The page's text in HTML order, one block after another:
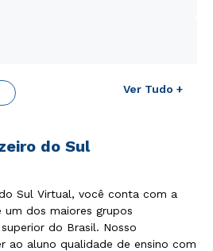
Ver Tudo +
do Sul
Sul Virtual, você conta com a
dos maiores grupos
do Brasil. Nosso
ao aluno qualidade de ensino com